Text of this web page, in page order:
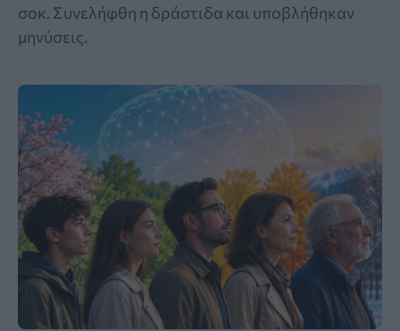
σοκ. Συνελήφθη η δράστιδα και υποβλήθηκαν
μηνύσεις.